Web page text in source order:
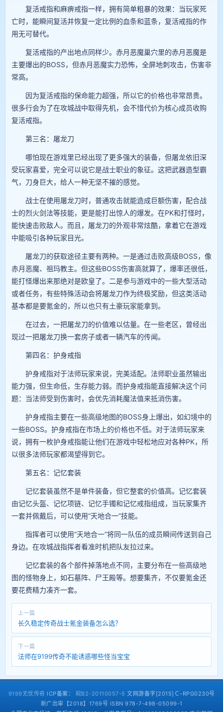
复活戒指和麻痹戒指一样，拥有简单粗暴的效果：当玩家死
亡时，能瞬间复活并恢复一定比例的血条和蓝条，复活戒指的作
用无可替代。
复活戒指的产出地点同样少。赤月恶魔巢穴里的赤月恶魔是
主要爆出的BOSS，但赤月恶魔实力恐怖，全屏地刺攻击，伤害非
常高。
因为复活戒指的保命能力超强，所以它的价格也非常昂贵。
很多行会为了在攻城战中取得先机，会不惜代价为核心成员收购
复活戒指。
第三名：屠龙刀
哪怕现在游戏里已经出现了更多强大的装备，但屠龙依旧深
受玩家喜爱，完全可以说它是战士职业的象征。这把武器造型霸
气，刀身巨大，给人一种无坚不摧的感觉。
战士在使用屠龙刀时，普通攻击就能造成巨额伤害，配合战
士的烈火剑法等技能，更是能打出惊人的爆发。在PK和打怪时，
能快速击败敌人。而且，屠龙刀的外观非常炫酷，拿着它在游戏
中能吸引各种玩家目光。
屠龙刀的获取途径主要有两种。一是通过击败高级BOSS，像
赤月恶魔、祖玛教主。但这些BOSS伤害高就算了，爆率还很低，
能打怪爆出来那绝对是欧皇了。二是参与游戏中的一些大型活动
或者任务，有些特殊活动会将屠龙刀作为终极奖励，但这类活动
基本都是要氪金的，所以也只有土豪玩家能拿到。
在过去，一把屠龙刀的价值难以估量。在一些老区，曾经出
现过一把屠龙刀换一套房子或者一辆汽车的传闻。
第四名：护身戒指
护身戒指对于法师玩家来说，完美适配。法师职业虽然输出
能力强，但生命低，生存能力弱。而护身戒指能直接解决这个问
题：当法师受到伤害时，会优先消耗魔法值来抵消伤害。
护身戒指主要在一些高级地图的BOSS身上爆出，如幻境中的
一些BOSS。护身戒指在市场上的价格也不低。对于法师玩家来
说，拥有一枚护身戒指能让他们在游戏中轻松地应对各种PK，所
以很多法师玩家都渴望得到它。
第五名：记忆套装
记忆套装虽然不是单件装备，但它整套的价值高。记忆套装
由记忆头盔、记忆项链、记忆手镯和记忆戒指组成，当玩家集齐
一套并佩戴后，可以使用“天地合一”技能。
指挥者可以使用“天地合一”将同一队伍的成员瞬间传送到自己
身边。在攻城战指挥者看准时机把队友拉过来。
记忆套装的各个部件掉落地点不同，主要分布在一些高级地
图的怪物身上，如石墓阵、尸王殿等。想要集齐，不仅要氪金还
要花费精力凑齐一套。
上一篇
长久稳定传奇战士氪金装备怎么选？
下一篇
法师在9199传奇不能诱惑哪些怪当宝宝
9199无忧传奇 ICP备案： 皖B2-20110057-5 文网游备字[2015]Ｃ-RPG0230号
新广出审【2018】1769号 ISBN 978-7-498-05099-1